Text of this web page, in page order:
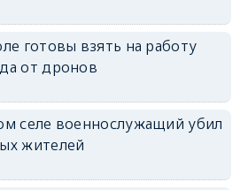
готовы взять на работу
от дронов
селе военнослужащий убил
жителей